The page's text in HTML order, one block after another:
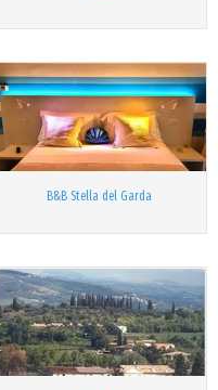
B&B Stella del Garda